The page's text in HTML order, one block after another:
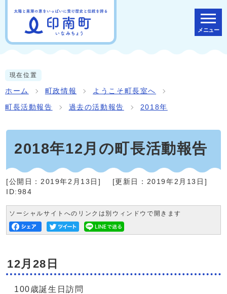
メニュー
現在位置
ホーム 町政情報 ようこそ町長室へ
町長活動報告 過去の活動報告 2018年
2018年12月の町長活動報告
[公開日： 2019年2月13日 ] [更新日： 2019年2月13日 ]
ID:984
ソーシャルサイトへのリンクは別ウィンドウで開きます
12月28日
100歳誕生日訪問